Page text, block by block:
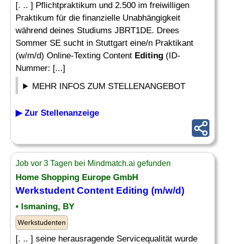
[. .. ] Pflichtpraktikum und 2.500 im freiwilligen
Praktikum für die finanzielle Unabhängigkeit
während deines Studiums JBRT1DE. Drees
Sommer SE sucht in Stuttgart eine/n Praktikant
(w/m/d) Online-Texting Content Editing (ID-
Nummer: [...]
MEHR INFOS ZUM STELLENANGEBOT
▶ Zur Stellenanzeige
Job vor 3 Tagen bei Mindmatch.ai gefunden
Home Shopping Europe GmbH
Werkstudent Content Editing (m/w/d)
• Ismaning, BY
Werkstudenten
[. .. ] seine herausragende Servicequalität wurde